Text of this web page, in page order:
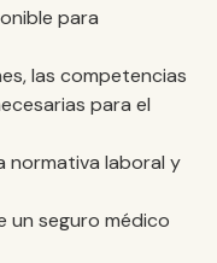
para
las competencias
para el
normativa laboral y
un seguro médico